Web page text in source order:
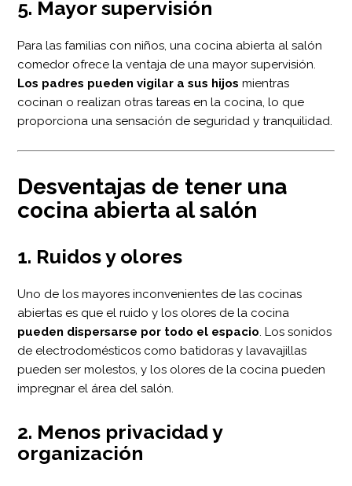
5. Mayor supervisión
Para las familias con niños, una cocina abierta al salón
comedor ofrece la ventaja de una mayor supervisión.
Los padres pueden vigilar a sus hijos mientras
cocinan o realizan otras tareas en la cocina, lo que
proporciona una sensación de seguridad y tranquilidad.
Desventajas de tener una
cocina abierta al salón
1. Ruidos y olores
Uno de los mayores inconvenientes de las cocinas
abiertas es que el ruido y los olores de la cocina
pueden dispersarse por todo el espacio. Los sonidos
de electrodomésticos como batidoras y lavavajillas
pueden ser molestos, y los olores de la cocina pueden
impregnar el área del salón.
2. Menos privacidad y
organización